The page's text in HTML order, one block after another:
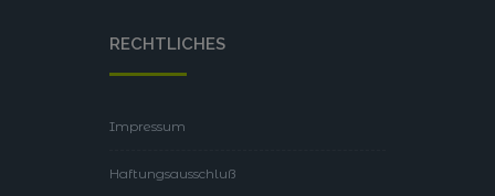
RECHTLICHES
Impressum
Haftungsausschluß